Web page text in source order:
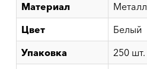
Материал
Металл
Цвет
Белый
Упаковка
250 шт.